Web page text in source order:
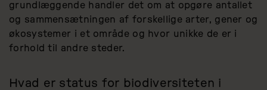
grundlæggende handler det om at opgøre antallet
og sammensætningen af forskellige arter, gener og
økosystemer i et område og hvor unikke de er i
forhold til andre steder.
Hvad er status for biodiversiteten i